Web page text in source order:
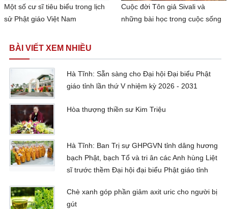
Một số cư sĩ tiêu biểu trong lịch
sử Phật giáo Việt Nam
Cuộc đời Tôn giả Sivali và
những bài học trong cuộc sống
BÀI VIẾT XEM NHIỀU
Hà Tĩnh: Sẵn sàng cho Đại hội Đại biểu Phật
giáo tỉnh lần thứ V nhiệm kỳ 2026 - 2031
Hòa thượng thiền sư Kim Triệu
Hà Tĩnh: Ban Trị sự GHPGVN tỉnh dâng hương
bạch Phật, bạch Tổ và tri ân các Anh hùng Liệt
sĩ trước thềm Đại hội đại biểu Phật giáo tỉnh
Chè xanh góp phần giảm axit uric cho người bị
gút